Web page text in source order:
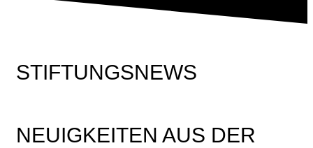
STIFTUNGSNEWS
NEUIGKEITEN AUS DER